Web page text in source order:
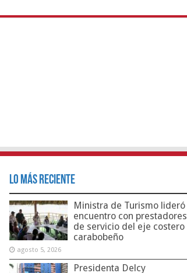
Lo Más Reciente
Ministra de Turismo lideró
encuentro con prestadores
de servicio del eje costero
carabobeño
agosto 5, 2026
Presidenta Delcy